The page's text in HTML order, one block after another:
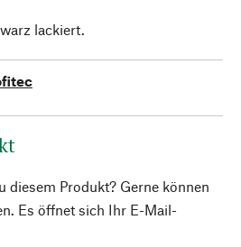
lackiert.
diesem Produkt? Gerne können
Es öffnet sich Ihr E-Mail-